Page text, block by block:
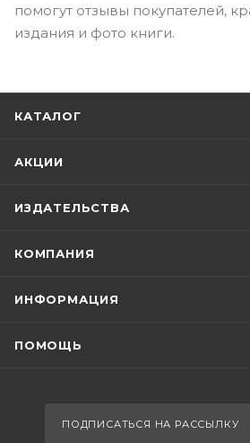
помогут отзывы покупателей,
издания и фото книги.
КАТАЛОГ
АКЦИИ
ИЗДАТЕЛЬСТВА
КОМПАНИЯ
ИНФОРМАЦИЯ
ПОМОЩЬ
ПОДПИСАТЬСЯ НА РАССЫЛКУ